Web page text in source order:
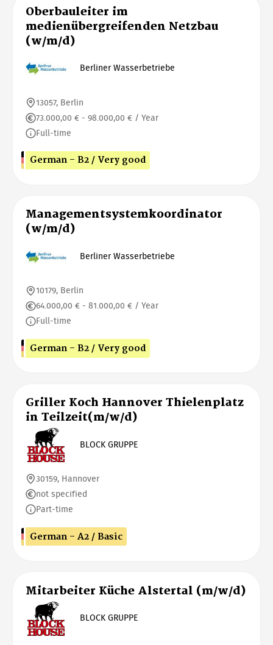
Oberbauleiter im
medienübergreifenden Netzbau
(w/m/d)
Berliner Wasserbetriebe
13057, Berlin
73.000,00 € - 98.000,00 € / Year
Full-time
German - B2 / Very good
Managementsystemkoordinator
(w/m/d)
Berliner Wasserbetriebe
10179, Berlin
64.000,00 € - 81.000,00 € / Year
Full-time
German - B2 / Very good
Griller Koch Hannover Thielenplatz
in Teilzeit(m/w/d)
BLOCK GRUPPE
30159, Hannover
not specified
Part-time
German - A2 / Basic
Mitarbeiter Küche Alstertal (m/w/d)
BLOCK GRUPPE